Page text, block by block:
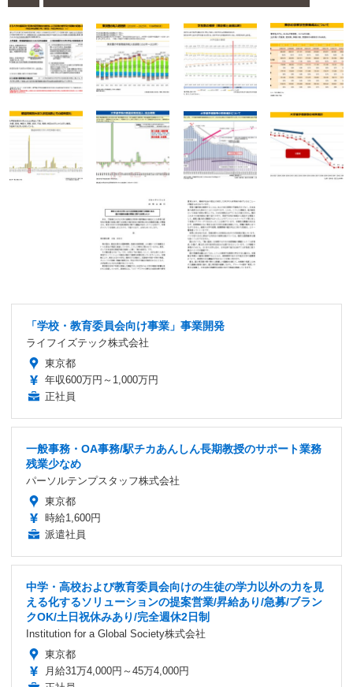
「学校・教育委員会向け事業」事業開発
ライフイズテック株式会社
東京都
年収600万円～1,000万円
正社員
一般事務・OA事務/駅チカあんしん長期教授のサポート業務
残業少なめ
パーソルテンプスタッフ株式会社
東京都
時給1,600円
派遣社員
中学・高校および教育委員会向けの生徒の学力以外の力を見
える化するソリューションの提案営業/昇給あり/急募/ブラン
クOK/土日祝休みあり/完全週休2日制
Institution for a Global Society株式会社
東京都
月給31万4,000円～45万4,000円